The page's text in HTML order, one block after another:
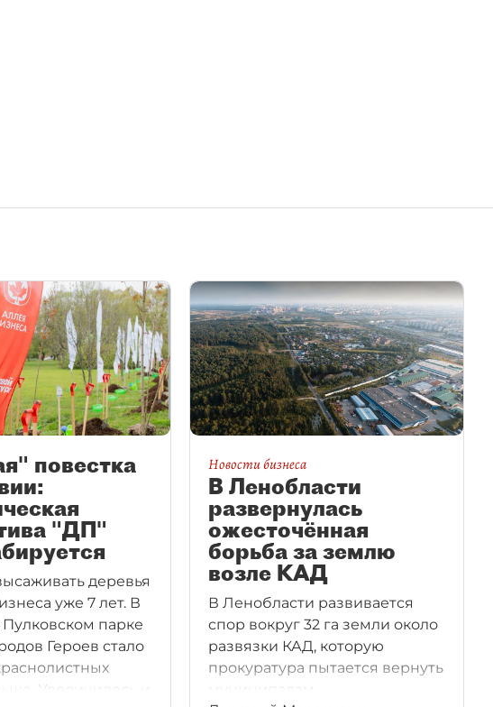
повестка
"ДП"
деревья
уже 7 лет. В
Пулковском парке
Героев стало
Увеличилось и
Новости бизнеса
В Ленобласти
развернулась
ожесточённая
борьба за землю
возле КАД
В Ленобласти развивается
спор вокруг 32 га земли около
развязки КАД, которую
прокуратура пытается вернуть